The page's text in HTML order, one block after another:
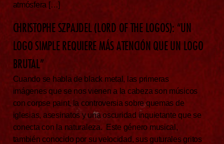
atmósfera […]
CHRISTOPHE SZPAJDEL (LORD OF THE LOGOS): “UN
LOGO SIMPLE REQUIERE MÁS ATENCIÓN QUE UN LOGO
BRUTAL”
Cuando se habla de black metal, las primeras
imágenes que se nos vienen a la cabeza son músicos
con corpse paint, la controversia sobre quemas de
iglesias, asesinatos y una oscuridad inquietante que se
conecta con la naturaleza. Este género musical,
también conocido por su velocidad, sus guturales gritos